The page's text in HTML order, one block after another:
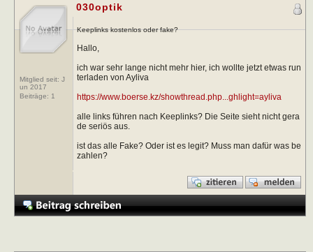
Mitglied seit: J
un 2017
Beiträge: 1
030optik
Keeplinks kostenlos oder fake?
Hallo,
ich war sehr lange nicht mehr hier, ich wollte jetzt etwas run
terladen von Ayliva
https://www.boerse.kz/showthread.php...ghlight=ayliva
alle links führen nach Keeplinks? Die Seite sieht nicht gera
de seriös aus.
ist das alle Fake? Oder ist es legit? Muss man dafür was be
zahlen?